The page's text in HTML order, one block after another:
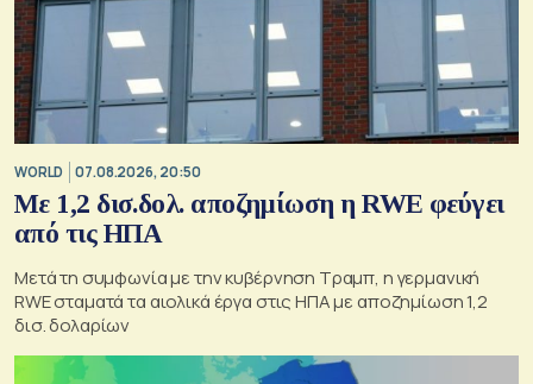
WORLD 07.08.2026, 20:50
Με 1,2 δισ.δολ. αποζημίωση η RWE φεύγει
από τις ΗΠΑ
Μετά τη συμφωνία με την κυβέρνηση Τραμπ, η γερμανική
RWE σταματά τα αιολικά έργα στις ΗΠΑ με αποζημίωση 1,2
δισ. δολαρίων